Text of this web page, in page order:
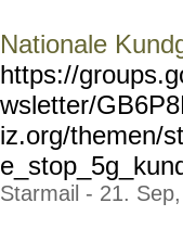
Nationale
https://
wsletter/
iz.org/themen/
Starmail - 21.